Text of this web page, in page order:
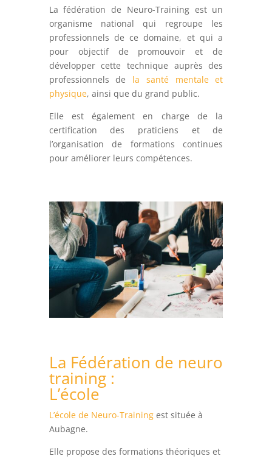
La fédération de Neuro-Training est un
organisme national qui regroupe les
professionnels de ce domaine, et qui a
pour objectif de promouvoir et de
développer cette technique auprès des
professionnels de la santé mentale et
physique, ainsi que du grand public.
Elle est également en charge de la
certification des praticiens et de
l’organisation de formations continues
pour améliorer leurs compétences.
La Fédération de neuro
training :
L’école
L’école de Neuro-Trainingest située à
Aubagne.
Elle propose des formations théoriques et